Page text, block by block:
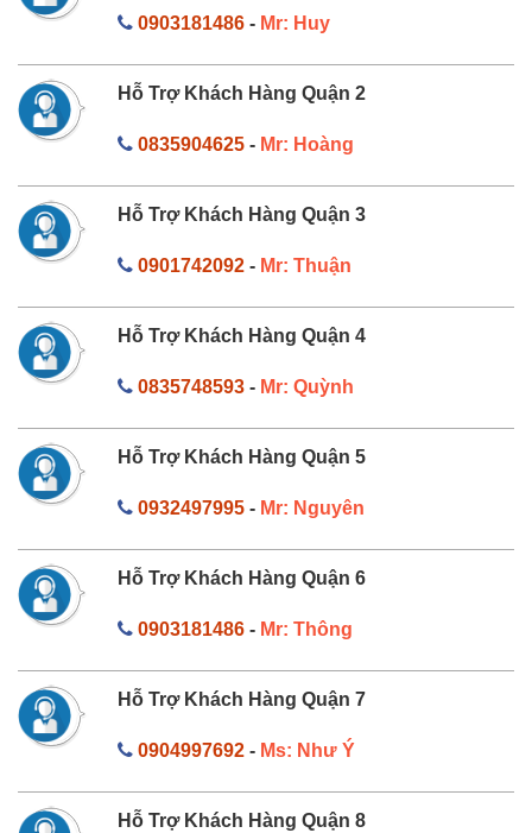
0903181486- Mr: Huy
Hỗ Trợ Khách Hàng Quận 2
0835904625- Mr: Hoàng
Hỗ Trợ Khách Hàng Quận 3
0901742092- Mr: Thuận
Hỗ Trợ Khách Hàng Quận 4
0835748593- Mr: Quỳnh
Hỗ Trợ Khách Hàng Quận 5
0932497995- Mr: Nguyên
Hỗ Trợ Khách Hàng Quận 6
0903181486- Mr: Thông
Hỗ Trợ Khách Hàng Quận 7
0904997692- Ms: Như Ý
Hỗ Trợ Khách Hàng Quận 8